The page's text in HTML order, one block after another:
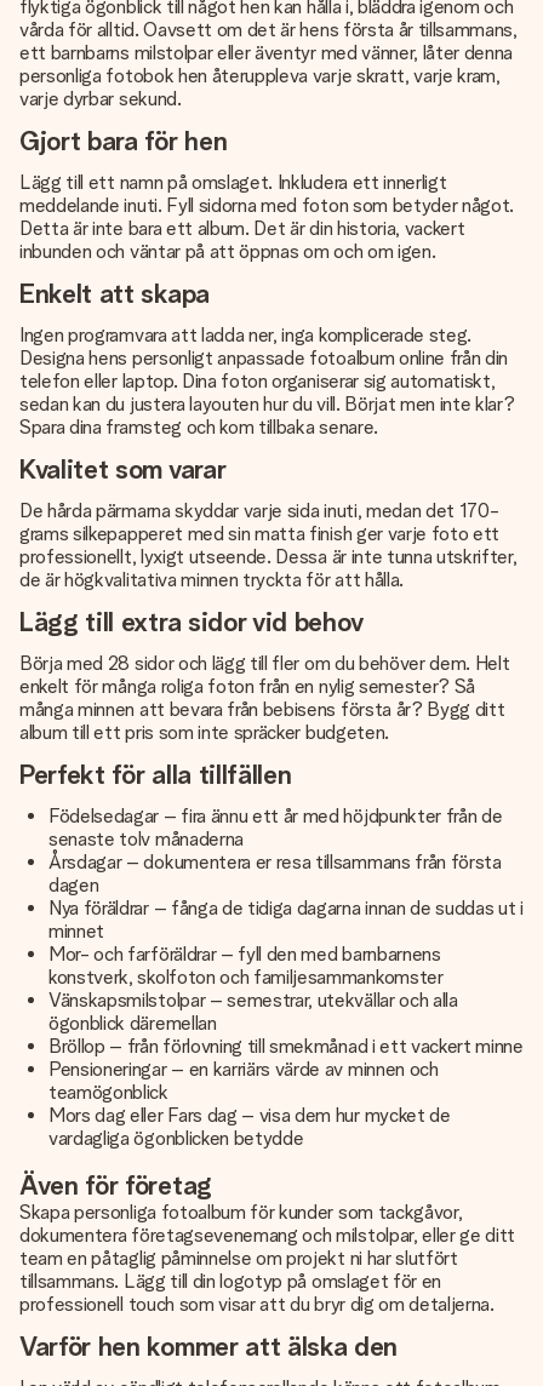
flyktiga ögonblick till något hen kan hålla i, bläddra igenom och
vårda för alltid. Oavsett om det är hens första år tillsammans,
ett barnbarns milstolpar eller äventyr med vänner, låter denna
personliga fotobok hen återuppleva varje skratt, varje kram,
varje dyrbar sekund.
Gjort bara för hen
Lägg till ett namn på omslaget. Inkludera ett innerligt
meddelande inuti. Fyll sidorna med foton som betyder något.
Detta är inte bara ett album. Det är din historia, vackert
inbunden och väntar på att öppnas om och om igen.
Enkelt att skapa
Ingen programvara att ladda ner, inga komplicerade steg.
Designa hens personligt anpassade fotoalbum online från din
telefon eller laptop. Dina foton organiserar sig automatiskt,
sedan kan du justera layouten hur du vill. Börjat men inte klar?
Spara dina framsteg och kom tillbaka senare.
Kvalitet som varar
De hårda pärmarna skyddar varje sida inuti, medan det 170-
grams silkepapperet med sin matta finish ger varje foto ett
professionellt, lyxigt utseende. Dessa är inte tunna utskrifter,
de är högkvalitativa minnen tryckta för att hålla.
Lägg till extra sidor vid behov
Börja med 28 sidor och lägg till fler om du behöver dem. Helt
enkelt för många roliga foton från en nylig semester? Så
många minnen att bevara från bebisens första år? Bygg ditt
album till ett pris som inte spräcker budgeten.
Perfekt för alla tillfällen
Födelsedagar – fira ännu ett år med höjdpunkter från de
senaste tolv månaderna
Årsdagar – dokumentera er resa tillsammans från första
dagen
Nya föräldrar – fånga de tidiga dagarna innan de suddas ut i
minnet
Mor- och farföräldrar – fyll den med barnbarnens
konstverk, skolfoton och familjesammankomster
Vänskapsmilstolpar – semestrar, utekvällar och alla
ögonblick däremellan
Bröllop – från förlovning till smekmånad i ett vackert minne
Pensioneringar – en karriärs värde av minnen och
teamögonblick
Mors dag eller Fars dag – visa dem hur mycket de
vardagliga ögonblicken betydde
Även för företag
Skapa personliga fotoalbum för kunder som tackgåvor,
dokumentera företagsevenemang och milstolpar, eller ge ditt
team en påtaglig påminnelse om projekt ni har slutfört
tillsammans. Lägg till din logotyp på omslaget för en
professionell touch som visar att du bryr dig om detaljerna.
Varför hen kommer att älska den